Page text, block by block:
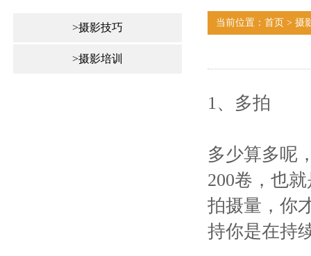
>摄影技巧
>摄影培训
当前位置：首页 > 摄
1、多拍
多少算多呢
200卷，也
拍摄量，你
持你是在持